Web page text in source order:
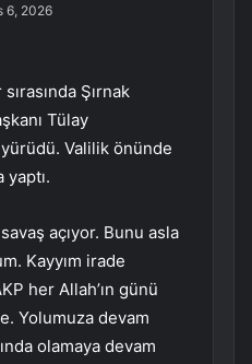
6, 2026
Şırnak
Tülay
yürüdü. Valilik önünde
açıyor. Bunu asla
Kayyım irade
her Allah’ın günü
Yolumuza devam
olamaya devam